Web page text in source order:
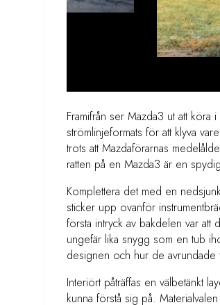
Framifrån ser Mazda3 ut att köra
strömlinjeformats för att klyva
trots att Mazdaförarnas
ratten på en Mazda3 är en
Komplettera det med en
sticker upp ovanför
första intryck av bakdelen var
ungefär lika snygg som en tub
designen och hur de avrundade
Interiört påträffas en välbetänkt
kunna förstå sig på.